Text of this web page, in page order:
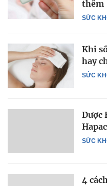
SỨC
thêm
SỨC
Khi
hay
SỨC
Dược
4